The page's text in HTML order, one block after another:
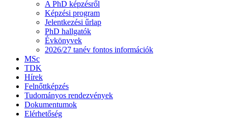
A PhD képzésről
Képzési program
Jelentkezési űrlap
PhD hallgatók
Évkönyvek
2026/27 tanév fontos információk
MSc
TDK
Hírek
Felnőttképzés
Tudományos rendezvények
Dokumentumok
Elérhetőség